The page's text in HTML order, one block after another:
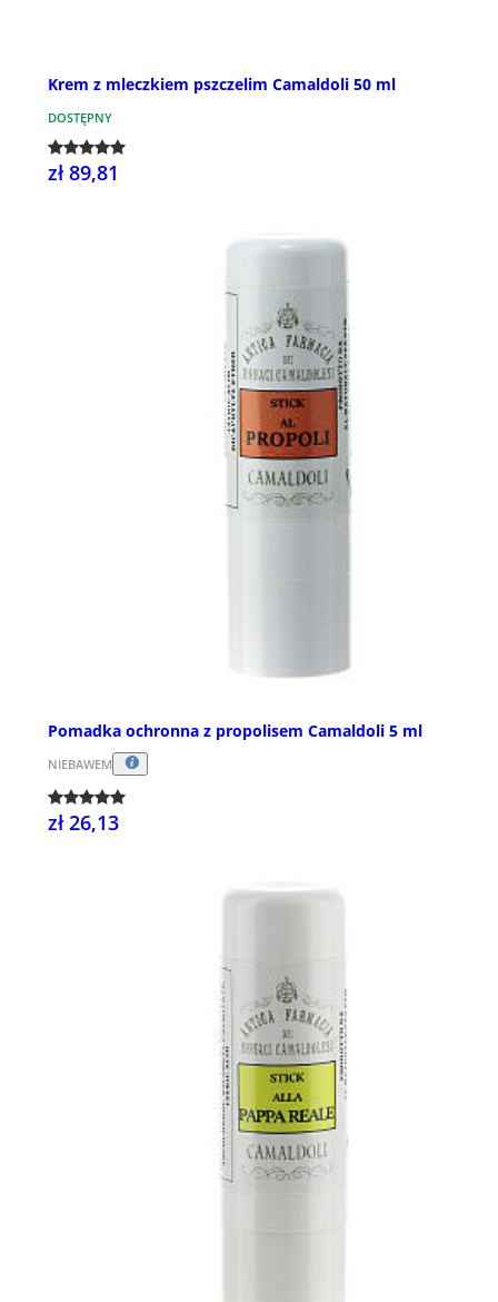
Krem z mleczkiem pszczelim Camaldoli 50 ml
DOSTĘPNY
zł 89,81
Pomadka ochronna z propolisem Camaldoli 5 ml
NIEBAWEM
zł 26,13